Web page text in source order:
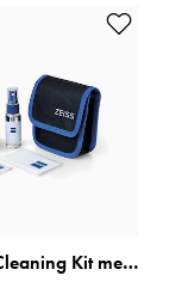
Zeiss Lens Cleaning Kit med Blåsbälg